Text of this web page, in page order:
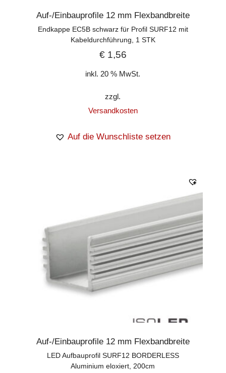
Auf-/Einbauprofile 12 mm Flexbandbreite
Endkappe EC5B schwarz für Profil SURF12 mit
Kabeldurchführung, 1 STK
€1,56
inkl. 20 % MwSt.
zzgl.
Versandkosten
Auf die Wunschliste setzen
Auf-/Einbauprofile 12 mm Flexbandbreite
LED Aufbauprofil SURF12 BORDERLESS
Aluminium eloxiert, 200cm